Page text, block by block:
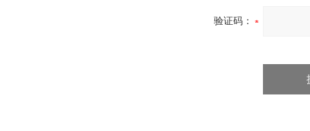
验证码：